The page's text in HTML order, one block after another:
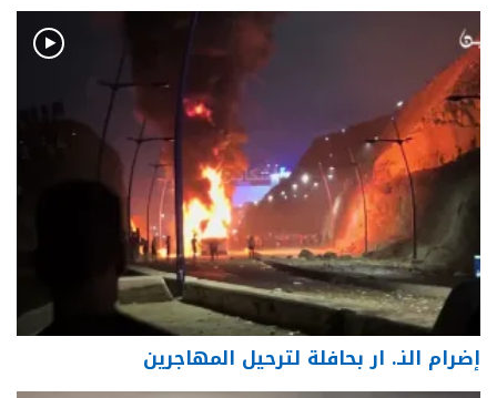
إضرام النـ. ار بحافلة لترحيل المهاجرين